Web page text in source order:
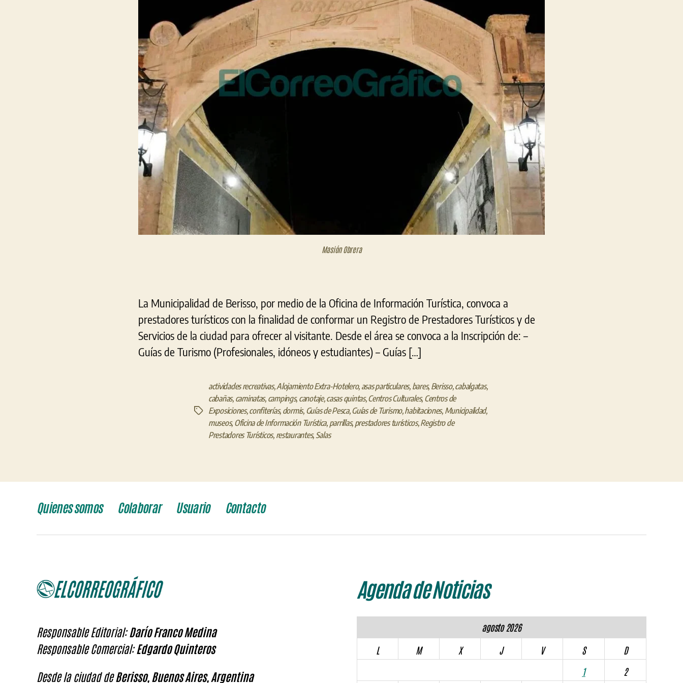
Masión Obrera
La Municipalidad de Berisso, por medio de la Oficina de Información Turística, convoca a
prestadores turísticos con la finalidad de conformar un Registro de Prestadores Turísticos y de
Servicios de la ciudad para ofrecer al visitante. Desde el área se convoca a la Inscripción de: –
Guías de Turismo (Profesionales, idóneos y estudiantes) – Guías […]
Etiquetas
actividades recreativas,Alojamiento Extra-Hotelero, asas particulares, bares, Berisso,cabalgatas,
cabañas, caminatas, campings, canotaje,casas quintas,Centros Culturales, Centros de
Exposiciones,confiterías, dormis, Guías de Pesca,Guías de Turismo,habitaciones, Municipalidad,
museos, Oficina de Información Turística, parrillas, prestadores turísticos,Registro de
Prestadores Turísticos, restaurantes,Salas
Quienes somos Colaborar Usuario Contacto
Responsable Editorial:Darío Franco Medina
Responsable Comercial:Edgardo Quinteros
Desde la ciudad deBerisso, Buenos Aires, Argentina
Agenda de Noticias
agosto 2026
L
M X J V S
D
1
2